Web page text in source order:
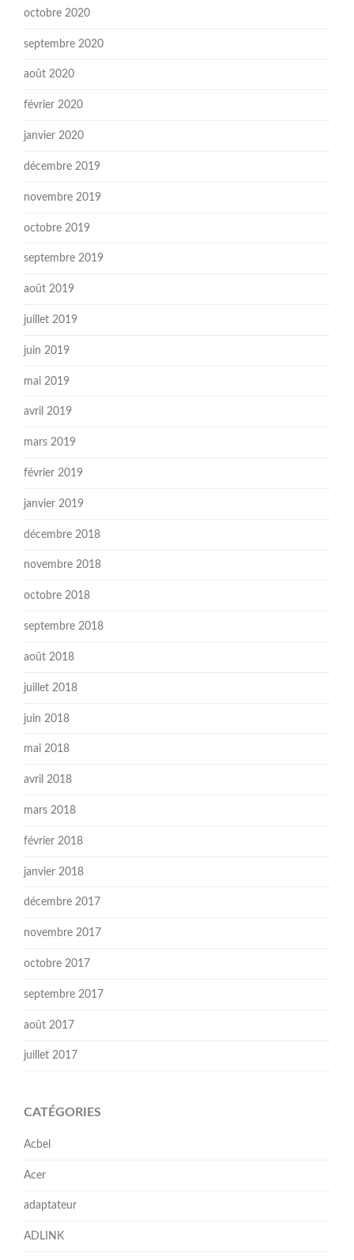
octobre 2020
septembre 2020
août 2020
février 2020
janvier 2020
décembre 2019
novembre 2019
octobre 2019
septembre 2019
août 2019
juillet 2019
juin 2019
mai 2019
avril 2019
mars 2019
février 2019
janvier 2019
décembre 2018
novembre 2018
octobre 2018
septembre 2018
août 2018
juillet 2018
juin 2018
mai 2018
avril 2018
mars 2018
février 2018
janvier 2018
décembre 2017
novembre 2017
octobre 2017
septembre 2017
août 2017
juillet 2017
CATÉGORIES
Acbel
Acer
adaptateur
ADLINK